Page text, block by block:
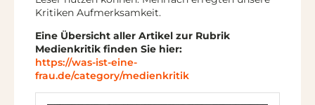
Kritiken Aufmerksamkeit.
Eine Übersicht aller Artikel zur Rubrik
Medienkritik finden Sie hier:
https://was-ist-eine-
frau.de/category/medienkritik